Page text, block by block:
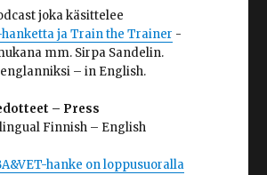
joka käsittelee
hanketta ja Train the Trainer -
mm. Sirpa Sandelin.
– in English.
– Press
Finnish – English
hanke on loppusuoralla